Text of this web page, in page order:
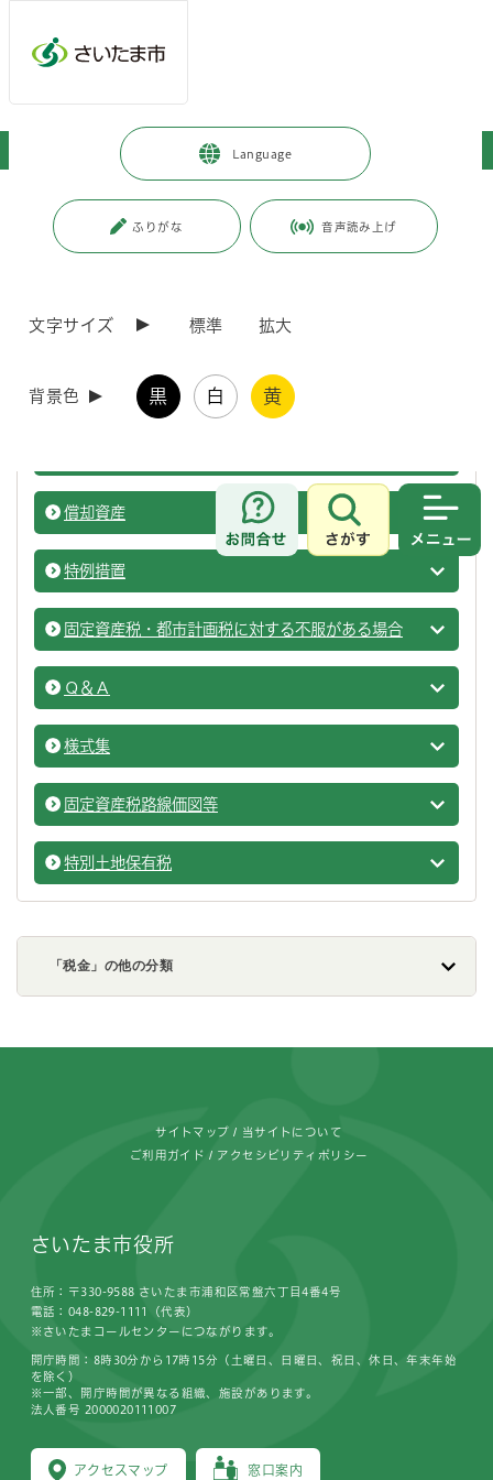
Language
ふりがな 音声読み上げ
文字サイズ 標準 拡大
背景色 黒 白 黄
お問合せ
さがす
事業者向けの情報 > 税金 > 固定資産税・都市計画税
固定資産税・都市計画税
概要
土地
償却資産
固定資
特例措置
固定資
固定資産税・都市計画税に対する不服がある場合
固定資
Ｑ＆Ａ
固定資
様式集
固定資
固定資産税路線価図等
固定資
特別土地保有税
固定資
「税金」の他の分類
サイトマップ 当サイトについて
ご利用ガイド アクセシビリティポリシー
さいたま市役所
住所：〒330-9588 さいたま市浦和区常盤六丁目4番4号
電話：048-829-1111（代表）
※さいたまコールセンターにつながります。
アクセスマップ 窓口案内
開庁時間：8時30分から17時15分（土曜日、日曜日、祝日、休日、年末年始
を除く）
※一部、開庁時間が異なる組織、施設があります。
法人番号 2000020111007